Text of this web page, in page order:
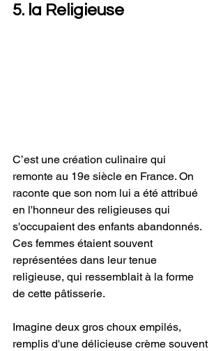
5. la Religieuse
C’est une création culinaire qui
remonte au 19e siècle en France. On
raconte que son nom lui a été attribué
en l'honneur des religieuses qui
s'occupaient des enfants abandonnés.
Ces femmes étaient souvent
représentées dans leur tenue
religieuse, qui ressemblait à la forme
de cette pâtisserie.
Imagine deux gros choux empilés,
remplis d'une délicieuse crème souvent